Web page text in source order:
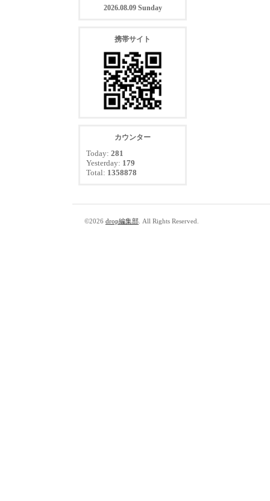
2026.08.09 Sunday
携帯サイト
カウンター
Today: 281
Yesterday: 179
Total: 1358878
©2026 drop編集部 . All Rights Reserved.